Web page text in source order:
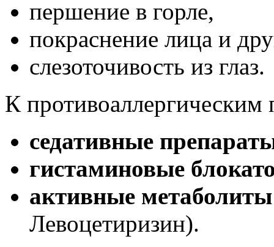
першение в горле,
покраснение лица и
слезоточивость из глаз.
К противоаллергическим
седативные
гистаминовые
активные метаболиты
Левоцетиризин).